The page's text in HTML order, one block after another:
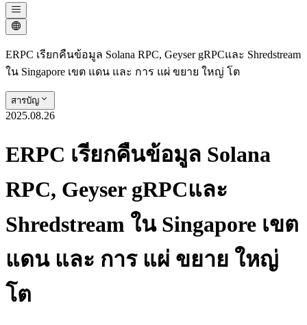
ERPC เรียกคืนข้อมูล Solana RPC, Geyser gRPCและ Shredstream
ใน Singapore เขต แดน และ การ แผ่ ขยาย ใหญ่ โต
สารบัญ
2025.08.26
ERPC เรียกคืนข้อมูล Solana
RPC, Geyser gRPCและ
Shredstream ใน Singapore เขต
แดน และ การ แผ่ ขยาย ใหญ่
โต